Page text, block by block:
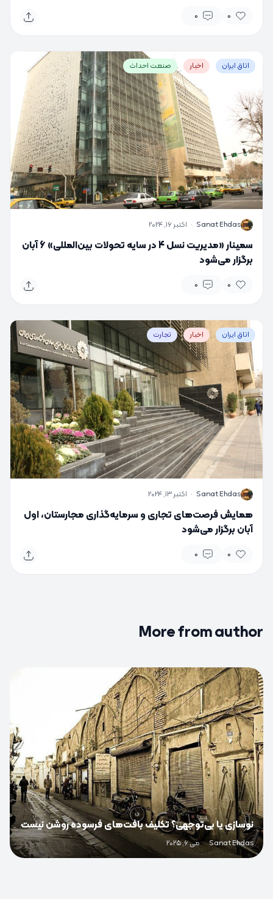
0
0
اتاق ایران اخبار صنعت احداث
S
Sanat Ehdas
· اکتبر 16, 2024
سمینار «مدیریت نسل 4 در سایه تحولات بین‌المللی» 6 آبان
برگزار می‌شود
0
0
اتاق ایران اخبار تجارت
S
Sanat Ehdas
· اکتبر 13, 2024
همایش فرصت‌های تجاری و سرمایه‌گذاری مجارستان، اول
آبان برگزار می‌شود
0
0
More from author
0
نوسازی یا بی‌توجهی؟ تکلیف بافت‌های فرسوده روشن نیست
Sanat Ehdas
· می 6, 2025